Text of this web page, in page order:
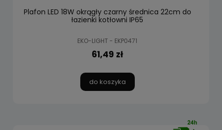
Plafon LED 18W okrągły czarny średnica 22cm do
łazienki kotłowni IP65
EKO-LIGHT - EKP0471
61,49 zł
do koszyka